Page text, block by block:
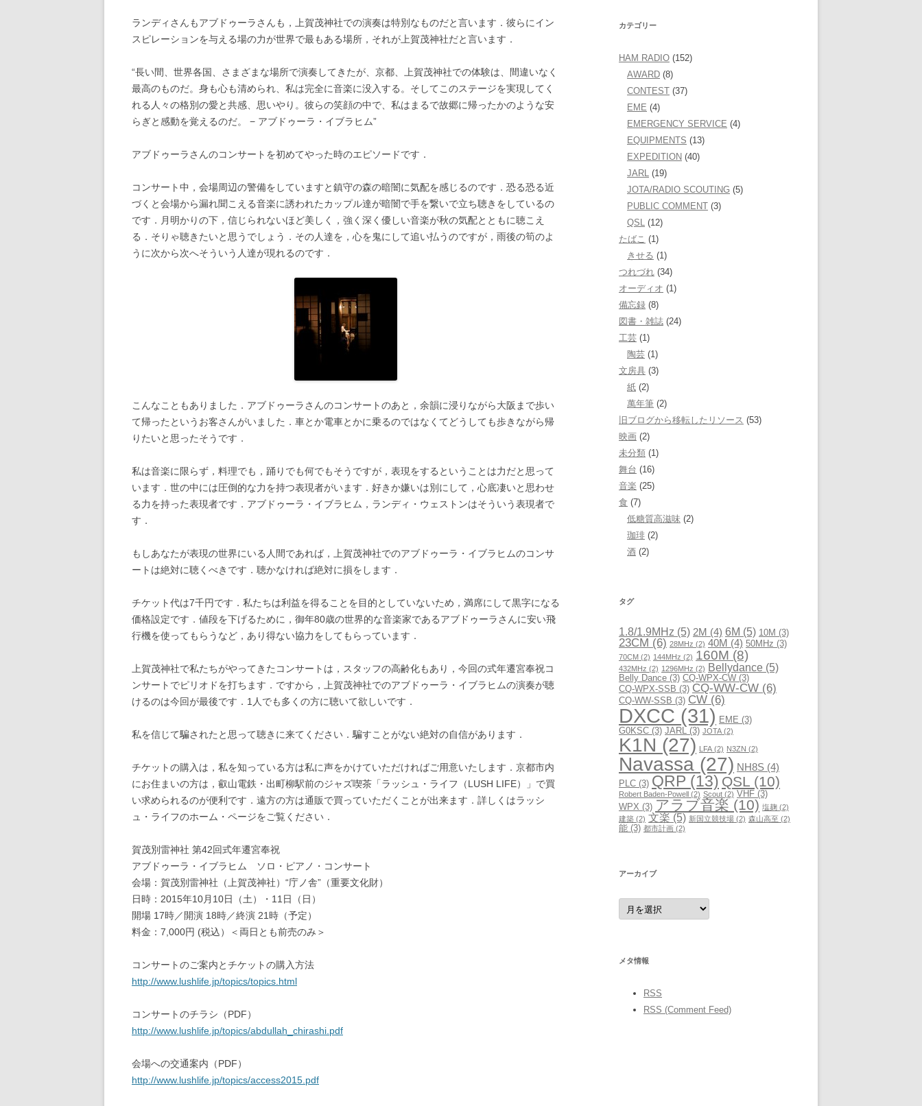
ランディさんもアブドゥーラさんも，上賀茂神社での演奏は特別なものだと言います．彼らにイン
スピレーションを与える場の力が世界で最もある場所，それが上賀茂神社だと言います．
“長い間、世界各国、さまざまな場所で演奏してきたが、京都、上賀茂神社での体験は、間違いなく
最高のものだ。身も心も清められ、私は完全に音楽に没入する。そしてこのステージを実現してく
れる人々の格別の愛と共感、思いやり。彼らの笑顔の中で、私はまるで故郷に帰ったかのような安
らぎと感動を覚えるのだ。 − アブドゥーラ・イブラヒム”
アブドゥーラさんのコンサートを初めてやった時のエピソードです．
コンサート中，会場周辺の警備をしていますと鎮守の森の暗闇に気配を感じるのです．恐る恐る近
づくと会場から漏れ聞こえる音楽に誘われたカップル達が暗闇で手を繋いで立ち聴きをしているの
です．月明かりの下，信じられないほど美しく，強く深く優しい音楽が秋の気配とともに聴こえ
る．そりゃ聴きたいと思うでしょう．その人達を，心を鬼にして追い払うのですが，雨後の筍のよ
うに次から次へそういう人達が現れるのです．
こんなこともありました．アブドゥーラさんのコンサートのあと，余韻に浸りながら大阪まで歩い
て帰ったというお客さんがいました．車とか電車とかに乗るのではなくてどうしても歩きながら帰
りたいと思ったそうです．
私は音楽に限らず，料理でも，踊りでも何でもそうですが，表現をするということは力だと思って
います．世の中には圧倒的な力を持つ表現者がいます．好きか嫌いは別にして，心底凄いと思わせ
る力を持った表現者です．アブドゥーラ・イブラヒム，ランディ・ウェストンはそういう表現者で
す．
もしあなたが表現の世界にいる人間であれば，上賀茂神社でのアブドゥーラ・イブラヒムのコンサ
ートは絶対に聴くべきです．聴かなければ絶対に損をします．
チケット代は7千円です．私たちは利益を得ることを目的としていないため，満席にして黒字になる
価格設定です．値段を下げるために，御年80歳の世界的な音楽家であるアブドゥーラさんに安い飛
行機を使ってもらうなど，あり得ない協力をしてもらっています．
上賀茂神社で私たちがやってきたコンサートは，スタッフの高齢化もあり，今回の式年遷宮奉祝コ
ンサートでピリオドを打ちます．ですから，上賀茂神社でのアブドゥーラ・イブラヒムの演奏が聴
けるのは今回が最後です．1人でも多くの方に聴いて欲しいです．
私を信じて騙されたと思って聴きに来てください．騙すことがない絶対の自信があります．
チケットの購入は，私を知っている方は私に声をかけていただければご用意いたします．京都市内
にお住まいの方は，叡山電鉄・出町柳駅前のジャズ喫茶「ラッシュ・ライフ（LUSH LIFE）」で買
い求められるのが便利です．遠方の方は通販で買っていただくことが出来ます．詳しくはラッシ
ュ・ライフのホーム・ページをご覧ください．
賀茂別雷神社 第42回式年遷宮奉祝
アブドゥーラ・イブラヒム ソロ・ピアノ・コンサート
会場：賀茂別雷神社（上賀茂神社）“庁ノ舎”（重要文化財）
日時：2015年10月10日（土）・11日（日）
開場 17時／開演 18時／終演 21時（予定）
料金：7,000円 (税込）＜両日とも前売のみ＞
コンサートのご案内とチケットの購入方法
http://www.lushlife.jp/topics/topics.html
コンサートのチラシ（PDF）
http://www.lushlife.jp/topics/abdullah_chirashi.pdf
会場への交通案内（PDF）
http://www.lushlife.jp/topics/access2015.pdf
カテゴリー
HAM RADIO (152)
AWARD (8)
CONTEST (37)
EME (4)
EMERGENCY SERVICE (4)
EQUIPMENTS (13)
EXPEDITION (40)
JARL (19)
JOTA/RADIO SCOUTING (5)
PUBLIC COMMENT (3)
QSL (12)
たばこ (1)
きせる (1)
つれづれ (34)
オーディオ (1)
備忘録 (8)
図書・雑誌 (24)
工芸 (1)
陶芸 (1)
文房具 (3)
紙 (2)
萬年筆 (2)
旧ブログから移転したリソース (53)
映画 (2)
未分類 (1)
舞台 (16)
音楽 (25)
食 (7)
低糖質高滋味 (2)
珈琲 (2)
酒 (2)
タグ
1.8/1.9MHz (5) 2M (4) 6M (5) 10M (3)
23CM (6) 28MHz (2) 40M (4) 50MHz (3)
70CM (2) 144MHz (2) 160M (8)
432MHz (2) 1296MHz (2) Bellydance (5)
Belly Dance (3) CQ-WPX-CW (3)
CQ-WPX-SSB (3) CQ-WW-CW (6)
CQ-WW-SSB (3) CW (6)
DXCC (31) EME (3)
G0KSC (3) JARL (3) JOTA (2)
K1N (27) LFA (2) N3ZN (2)
Navassa (27) NH8S (4)
PLC (3) QRP (13) QSL (10)
Robert Baden-Powell (2) Scout (2) VHF (3)
WPX (3) アラブ音楽 (10) 塩麹 (2)
建築 (2) 文楽 (5) 新国立競技場 (2) 森山高至 (2)
能 (3) 都市計画 (2)
アーカイブ
ア
ー
カ
メタ情報
RSS
RSS (Comment Feed)